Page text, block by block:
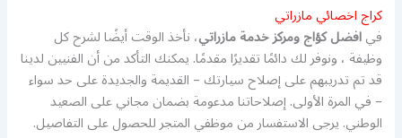
كراج اخصائي مازراتي
فيافضل كؤاج ومركز خدمة مازراتي، نأخذ الوقت أيضًا لشرح كل
وظيفة ، ونوفر لك دائمًا تقديرًا مقدمًا. يمكنك التأكد من أن الفنيين لدينا
قد تم تدريبهم على إصلاح سيارتك – القديمة والجديدة على حد سواء
– في المرة الأولى. إصلاحاتنا مدعومة بضمان مجاني على الصعيد
الوطني. يرجى الاستفسار من موظفي المتجر للحصول على التفاصيل.